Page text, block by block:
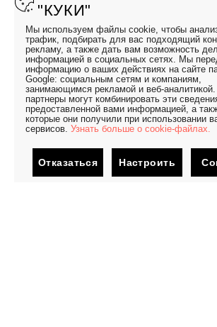
"КУКИ"
Мы используем файлы cookie, чтобы
трафик, подбирать для вас подходящий
рекламу, а также дать вам возможность
информацией в социальных сетях. Мы
информацию о ваших действиях на сайте
Google: социальным сетям и компаниям,
занимающимся рекламой и веб-
партнеры могут комбинировать эти
предоставленной вами информацией, а
которые они получили при использовании
сервисов. Узнать больше о cookie-файлах.
Отказаться Настроить